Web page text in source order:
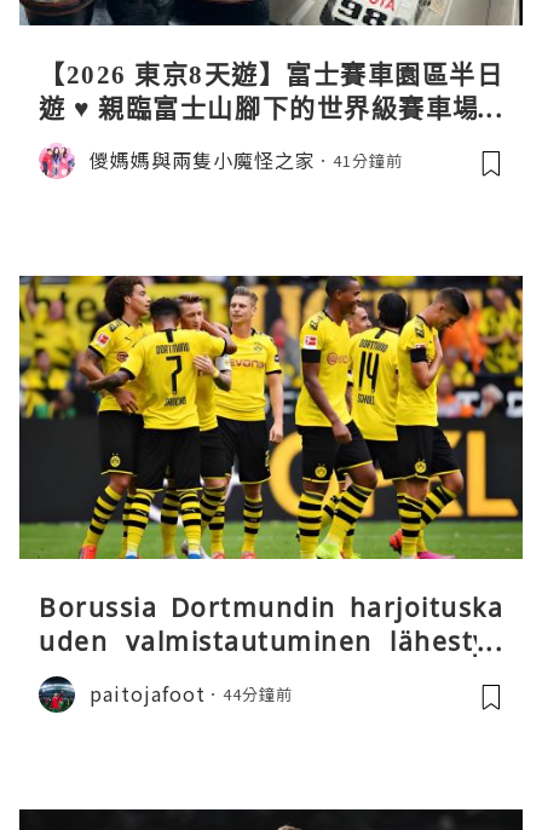
【2026 東京8天遊】富士賽車園區半日
遊 ♥ 親臨富士山腳下的世界級賽車場 F
uji SpeedWay。參觀富士賽車博物
館。到觀景餐廳邊觀賞賽車邊嘆午餐
儍媽媽與兩隻小魔怪之家 41分鐘前
Borussia Dortmundin harjoituska
uden valmistautuminen lähestyy
päätöstään
paitojafoot 44分鐘前